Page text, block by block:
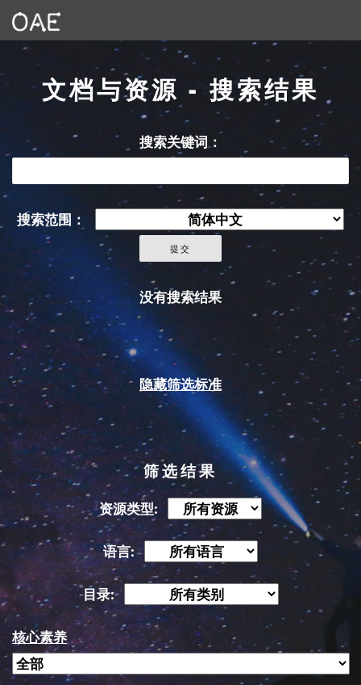
文档与资源 - 搜索结果
搜索关键词：
搜索范围：
没有搜索结果
隐藏筛选标准
筛选结果
资源类型:
语言:
目录:
核心素养